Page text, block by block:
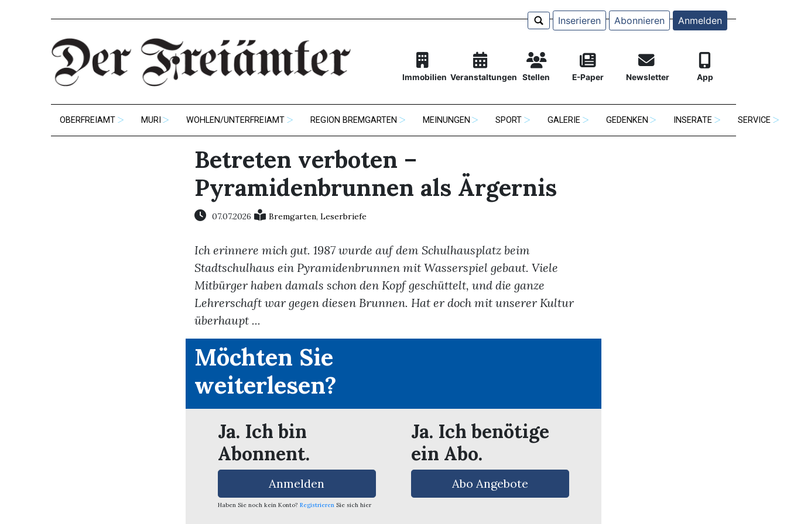
Inserieren Abonnieren Anmelden
Immobilien Veranstaltungen Stellen E-Paper Newsletter App
OBERFREIAMT MURI WOHLEN/UNTERFREIAMT REGION BREMGARTEN MEINUNGEN SPORT GALERIE GEDENKEN INSERATE SERVICE
Betreten verboten –
Pyramidenbrunnen als Ärgernis
07.07.2026 Bremgarten, Leserbriefe
Ich erinnere mich gut. 1987 wurde auf dem Schulhausplatz beim
Stadtschulhaus ein Pyramidenbrunnen mit Wasserspiel gebaut. Viele
Mitbürger haben damals schon den Kopf geschüttelt, und die ganze
Lehrerschaft war gegen diesen Brunnen. Hat er doch mit unserer Kultur
überhaupt ...
Möchten Sie
weiterlesen?
Ja. Ich bin
Abonnent.
Anmelden
Haben Sie noch kein Konto? Registrieren Sie sich hier
Ja. Ich benötige
ein Abo.
Abo Angebote